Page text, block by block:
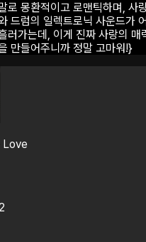
로 몽환적이고 로맨틱하며, 사
드럼의 일렉트로닉 사운드가
러가는데, 이게 진짜 사랑의 매
만들어주니까 정말 고마워!}